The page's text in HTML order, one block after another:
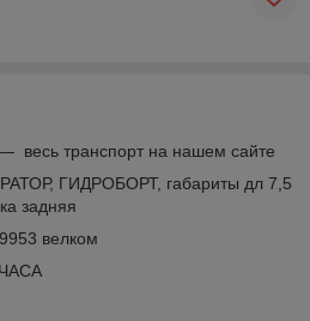
весь транспорт на нашем сайте
ГИДРОБОРТ, габариты дл 7,5
задняя
велком